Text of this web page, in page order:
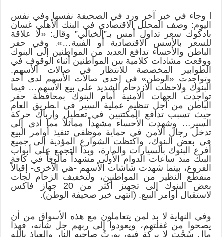
l وجاء في خبر آخر ورد في الصحيفة نفسها وفي نفس
اليوم: وصف المحلل الاقتصادي في البنك الأهلي غسان
بادكوك سعر تداول أمس بـ”الخيالي” وقال: «لا علاقة
للسعر بالأسس الاقتصادية أو الفنية…». وفي حفر
الباطن والأحساء تدافع العديد من المواطنين إلى البنوك
ووقعت مشادات كلامية بين المواطنين أثناء الوقوف في
الطوابير المخصصة للانتظار في صالات الأسهم.
وتواجدت «الوطن» في إحدى صالات الأسهم لدى أحد
البنوك ولاحظت الازدحام الشديد على بيع الأسهم… فيما
تواجدت الجهات الأمنية أمام البنوك بمحافظة حفر
الباطن من أجل تنظيم عملية السير في الطريق العام
حيث تسبب تدافع المكتتبين في تعطيل وإرباك حركة
السير… وشهدت الأحساء مشهداً مماثلاً مما أدى إلى
تدخل رجال الأمن في حماية موظفي تنفيذ أوامر البيع
في بعض البنوك، واكتظت الشوارع المؤدية إلى جميع
أفرع البنوك بالسيارات والمارة، وبدا التجمع على أبواب
البنك منذ ساعات الدوام الأولى مشهداً مألوفاً في كافة
الفروع، بينما شهدت شاشات الأسهم -هي الأخرى- إقبالاً
منقطع النظير من المواطنين، ولتخفيف الزحام لجأت
بعض البنوك إلى تجهيز أكثر من 20 جهاز فاكس
لاستقبال أوامر البيع. (انتهى خبر صحيفة الوطن).
وفي النهاية لا بد لمن يتعاملون مع هذه الأسواق من أن
يصحوا من غفلتهم، ويعودوا إلى ربهم جل شأنه، فهذا
مال سُحْت لا بركة فيه، يورِثُ صاحبه النار والعياذ بالله